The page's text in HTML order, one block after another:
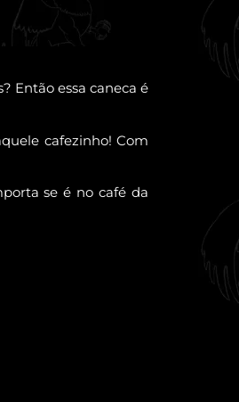
Então essa caneca é
cafezinho! Com
se é no café da